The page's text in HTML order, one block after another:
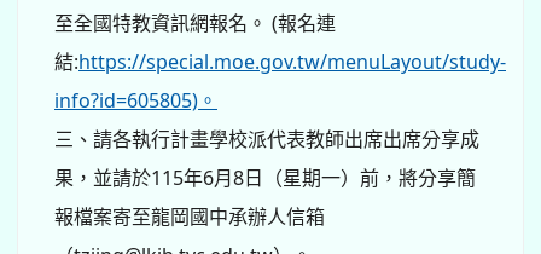
至全國特教資訊網報名。 (報名連
結:https://special.moe.gov.tw/menuLayout/study-
info?id=605805)。
三、請各執行計畫學校派代表教師出席出席分享成
果，並請於115年6月8日（星期一）前，將分享簡
報檔案寄至龍岡國中承辦人信箱